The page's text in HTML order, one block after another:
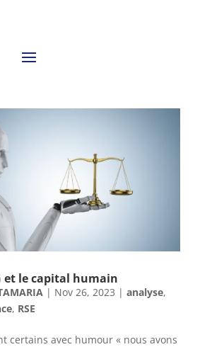
et le capital humain
| Nov 26, 2023 | analyse,
, RSE
certains avec humour « nous avons